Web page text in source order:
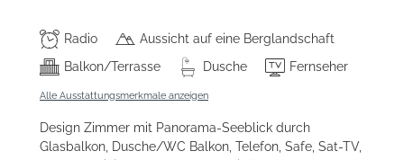
Radio
Aussicht auf eine Berglandschaft
Balkon/Terrasse
Dusche Fernseher
Alle Ausstattungsmerkmale anzeigen
Design Zimmer mit Panorama-Seeblick durch
Glasbalkon, Dusche/WC Balkon, Telefon, Safe, Sat-TV,